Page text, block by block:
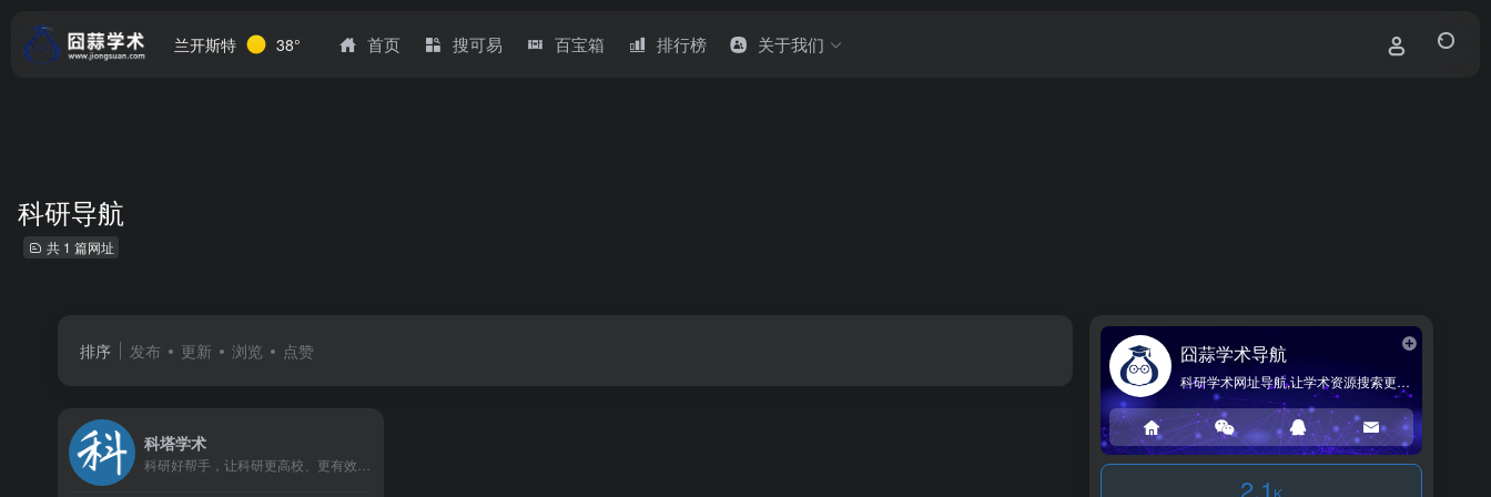
兰开斯特 38° 首页 搜可易 百宝箱 排行榜 关于我们
科研导航
共 1 篇网址
排序 发布 更新 浏览 点赞
科塔学术
囧蒜学术导航
科研学术网址导航,让学术资源搜索更简单!
2.1 K